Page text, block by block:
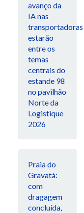
avanço da
IA nas
transportadoras
estarão
entre os
temas
centrais do
estande 98
no pavilhão
Norte da
Logistique
2026
Praia do
Gravatá:
com
dragagem
concluída,